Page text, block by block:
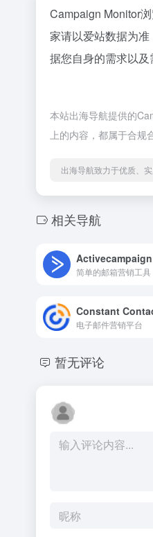
Campaign Monitor
家请以爱站数据为
据您自身的需求以
本站出海导航提供的
上的内容，都属于合规
出海导航致力于优质、
相关导航
Activecampaign
简单的邮箱营销工具
Constant
电子邮件营销平台
暂无评论